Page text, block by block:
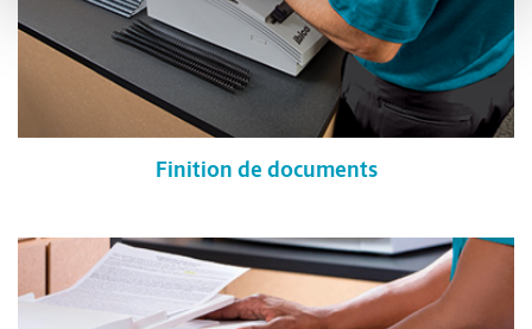
Finition de documents